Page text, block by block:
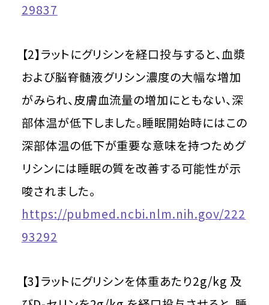
29837
【2】ラットにグリシンを経口投与すると、血漿
および脳脊髄液グリシン濃度の大幅な増加
がみられ、皮膚血流量の増加にともない、深
部体温が低下しました。睡眠開始時にはこの
深部体温の低下が重要な意味を持つためグ
リシンには睡眠の質を改善する可能性が示
唆されました。
https://pubmed.ncbi.nlm.nih.gov/222
93292
【3】ラットにグリシンを体重あたり2g/kg 及